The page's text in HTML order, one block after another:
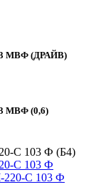
МВФ (ДРАЙВ)
МВФ (0,6)
С 103 Ф (Б4)
С 103 Ф